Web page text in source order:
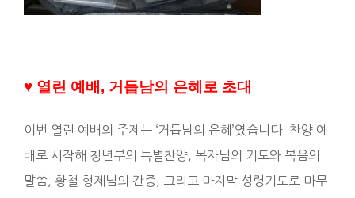
♥ 열린 예배, 거듭남의 은혜로 초대
이번 열린 예배의 주제는 ‘거듭남의 은혜’였습니다. 찬양 예
배로 시작해 청년부의 특별찬양, 목자님의 기도와 복음의
말씀, 황철 형제님의 간증, 그리고 마지막 성령기도로 마무